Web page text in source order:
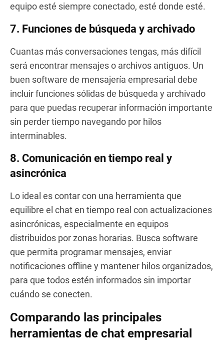
equipo esté siempre conectado, esté donde esté.
7. Funciones de búsqueda y archivado
Cuantas más conversaciones tengas, más difícil
será encontrar mensajes o archivos antiguos. Un
buen software de mensajería empresarial debe
incluir funciones sólidas de búsqueda y archivado
para que puedas recuperar información importante
sin perder tiempo navegando por hilos
interminables.
8. Comunicación en tiempo real y
asincrónica
Lo ideal es contar con una herramienta que
equilibre el chat en tiempo real con actualizaciones
asincrónicas, especialmente en equipos
distribuidos por zonas horarias. Busca software
que permita programar mensajes, enviar
notificaciones offline y mantener hilos organizados,
para que todos estén informados sin importar
cuándo se conecten.
Comparando las principales
herramientas de chat empresarial